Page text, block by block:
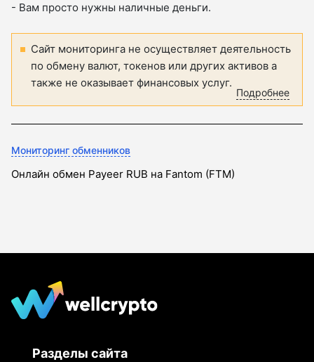
- Вам просто нужны наличные деньги.
Сайт мониторинга не осуществляет деятельность
по обмену валют, токенов или других активов а
также не оказывает финансовых услуг.
Подробнее
Мониторинг обменников
Онлайн обмен Payeer RUB на Fantom (FTM)
Разделы сайта